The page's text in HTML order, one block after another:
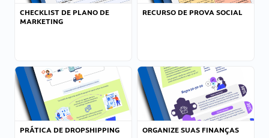
CHECKLIST DE PLANO DE
MARKETING
RECURSO DE PROVA SOCIAL
PRÁTICA DE DROPSHIPPING ORGANIZE SUAS FINANÇAS